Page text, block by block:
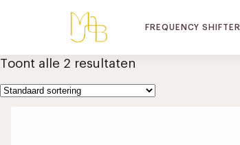
FREQUENCY SHIFTER
Toont alle 2 resultaten